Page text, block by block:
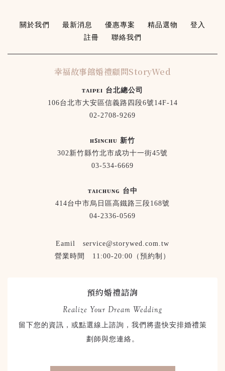
關於我們 最新消息 優惠專案 精品選物
登入
註冊
聯絡我們
幸福故事館婚禮顧問StoryWed
ᴛᴀɪᴘᴇɪ 台北總公司
106台北市大安區信義路四段6號14F-14
02-2708-9269
ʜꜱɪɴᴄʜᴜ 新竹
302新竹縣竹北市成功十一街45號
03-534-6669
ᴛᴀɪᴄʜᴜɴɢ 台中
414台中市烏日區高鐵路三段168號
04-2336-0569
Eamil service@storywed.com.tw
營業時間 11:00-20:00（預約制）
預約婚禮諮詢
Realize Your Dream Wedding
留下您的資訊，或點選線上諮詢，我們將盡快安排婚禮策
劃師與您連絡。